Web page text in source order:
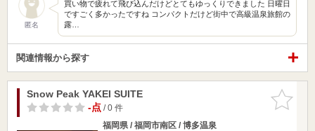
匿名
買い物で疲れて飛び込んだけどとてもゆっくりできました 日曜日
ですごく多かったですね コンパクトだけど街中で高級温泉旅館の
露…
関連情報から探す
お気に入
りに追加
Snow Peak YAKEI SUITE
-点/ 0 件
福岡県 / 福岡市南区 / 博多温泉